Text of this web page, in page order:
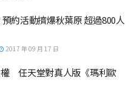
約活動擠爆秋葉原 超過800人
2017 年 09 月 17 日
任天堂對真人版《瑪利歐